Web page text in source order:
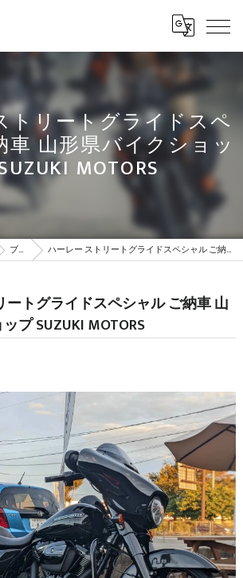
トリートグライドスペ
車 山形県バイクショッ
MOTORS
ブログ ハーレー ストリートグライドスペシャル ご納車 山形県バイクショップ SUZUKI MOTORS
ートグライドスペシャル ご納車 山
プ SUZUKI MOTORS